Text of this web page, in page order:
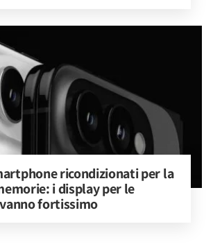
ricondizionati per la
i display per le
fortissimo